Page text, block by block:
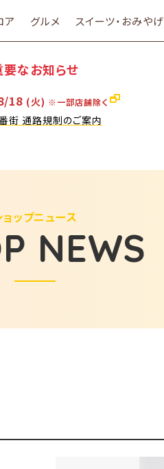
ア グルメ スイーツ・おみやげ
要なお知らせ
18 (火) ※一部店舗除く
街 通路規制のご案内
NEWS
ョップニュース